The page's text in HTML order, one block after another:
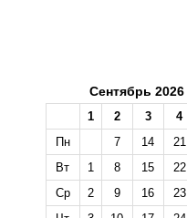
Сентябрь 2026
1 2 3 4
Пн
7 14 21
Вт
1 8 15 22
Ср
2 9 16 23